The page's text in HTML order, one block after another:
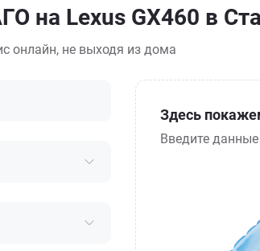
на Lexus GX460 в
онлайн, не выходя из дома
Здесь
Введите